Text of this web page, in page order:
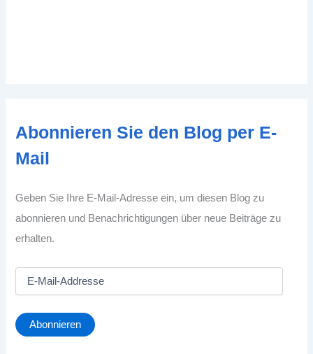
Abonnieren Sie den Blog per E-
Mail
Geben Sie Ihre E-Mail-Adresse ein, um diesen Blog zu
abonnieren und Benachrichtigungen über neue Beiträge zu
erhalten.
a
i
Abonnieren